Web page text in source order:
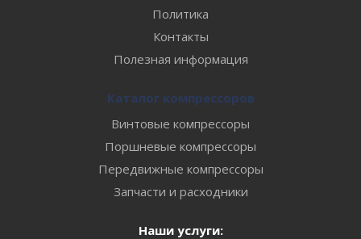
Политика
Контакты
Полезная информация
Каталог компрессоров
Винтовые компрессоры
Поршневые компрессоры
Передвижные компрессоры
Запчасти и расходники
Наши услуги: